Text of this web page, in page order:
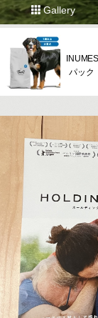
Gallery
パッ